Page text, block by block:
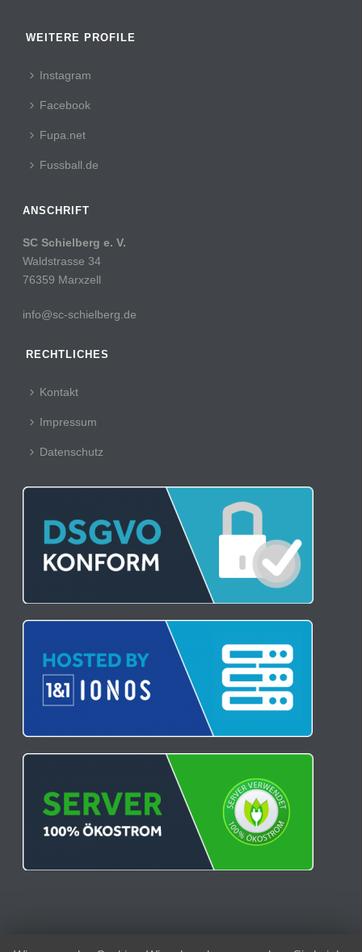
WEITERE PROFILE
Instagram
Facebook
Fupa.net
Fussball.de
ANSCHRIFT
SC Schielberg e. V.
Waldstrasse 34
76359 Marxzell
info@sc-schielberg.de
RECHTLICHES
Kontakt
Impressum
Datenschutz